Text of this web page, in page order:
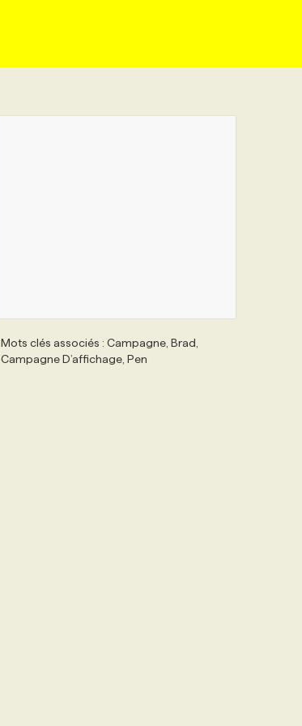
Mots clés associés : Campagne, Brad,
Campagne D’affichage, Pen